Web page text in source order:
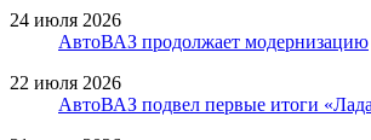
24 июля 2026
АвтоВАЗ продолжает модернизацию
22 июля 2026
АвтоВАЗ подвел первые итоги